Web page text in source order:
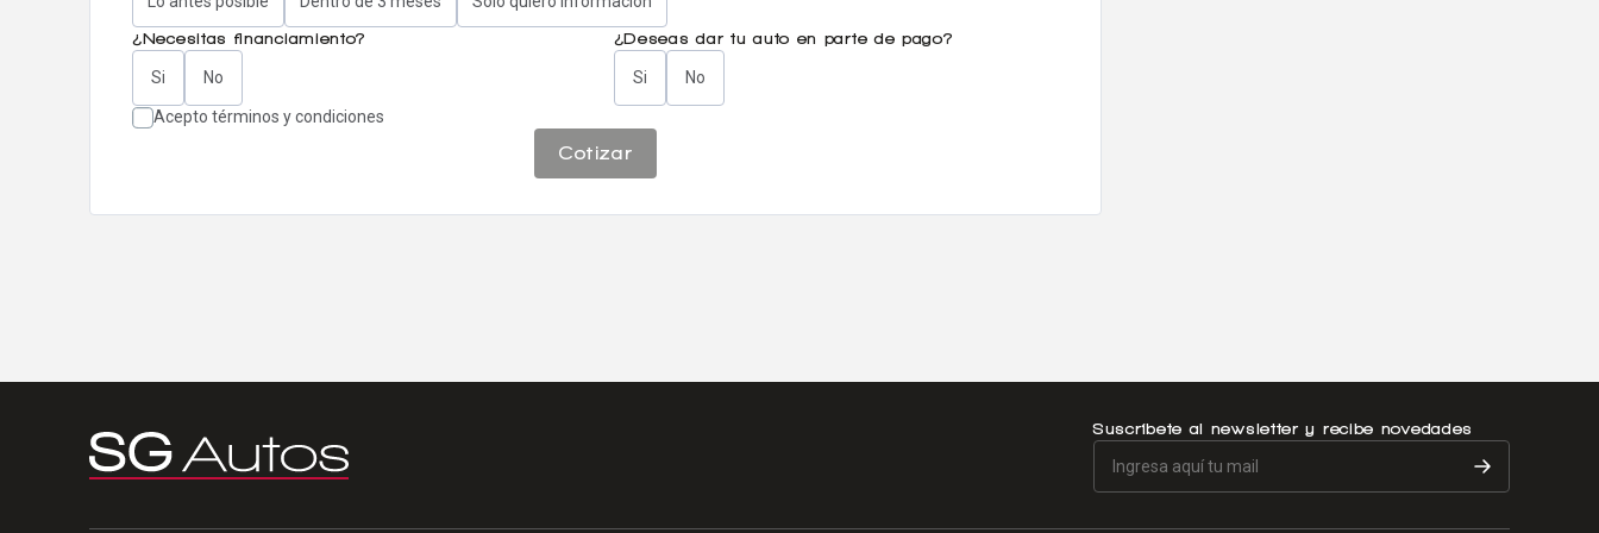
¿Necesitas financiamiento?
Si No
¿Deseas dar tu auto en parte de pago?
Si No
Acepto términos y condiciones
Cotizar
Suscríbete al newsletter y recibe novedades